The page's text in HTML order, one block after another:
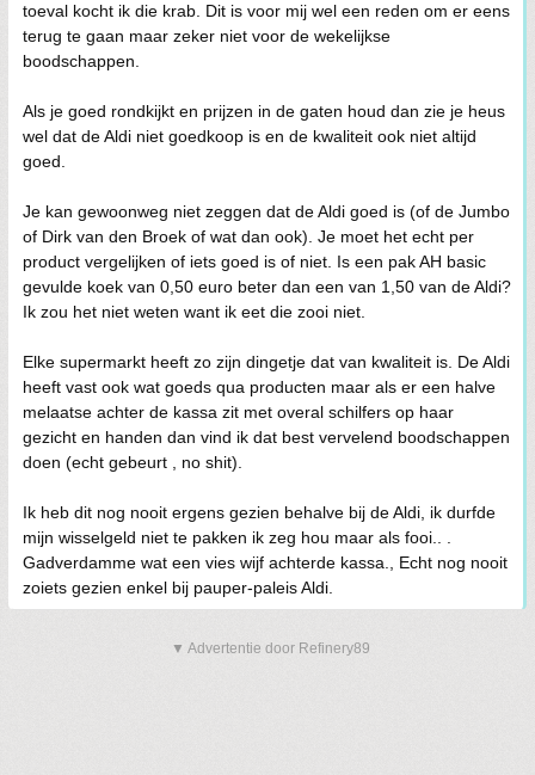
toeval kocht ik die krab. Dit is voor mij wel een reden om er eens
terug te gaan maar zeker niet voor de wekelijkse
boodschappen.
Als je goed rondkijkt en prijzen in de gaten houd dan zie je heus
wel dat de Aldi niet goedkoop is en de kwaliteit ook niet altijd
goed.
Je kan gewoonweg niet zeggen dat de Aldi goed is (of de Jumbo
of Dirk van den Broek of wat dan ook). Je moet het echt per
product vergelijken of iets goed is of niet. Is een pak AH basic
gevulde koek van 0,50 euro beter dan een van 1,50 van de Aldi?
Ik zou het niet weten want ik eet die zooi niet.
Elke supermarkt heeft zo zijn dingetje dat van kwaliteit is. De Aldi
heeft vast ook wat goeds qua producten maar als er een halve
melaatse achter de kassa zit met overal schilfers op haar
gezicht en handen dan vind ik dat best vervelend boodschappen
doen (echt gebeurt , no shit).
Ik heb dit nog nooit ergens gezien behalve bij de Aldi, ik durfde
mijn wisselgeld niet te pakken ik zeg hou maar als fooi.. .
Gadverdamme wat een vies wijf achterde kassa., Echt nog nooit
zoiets gezien enkel bij pauper-paleis Aldi.
▼ Advertentie door Refinery89